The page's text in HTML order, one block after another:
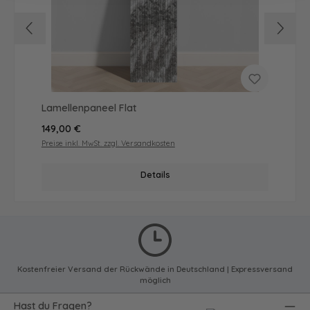
Lamellenpaneel Flat
Regulärer Preis:
149,00 €
Preise inkl. MwSt. zzgl. Versandkosten
Details
Kostenfreier Versand der Rückwände in Deutschland | Expressversand
möglich
Hast du Fragen?